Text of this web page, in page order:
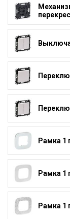
Рамка 1
Рамка 1
Рамка 1